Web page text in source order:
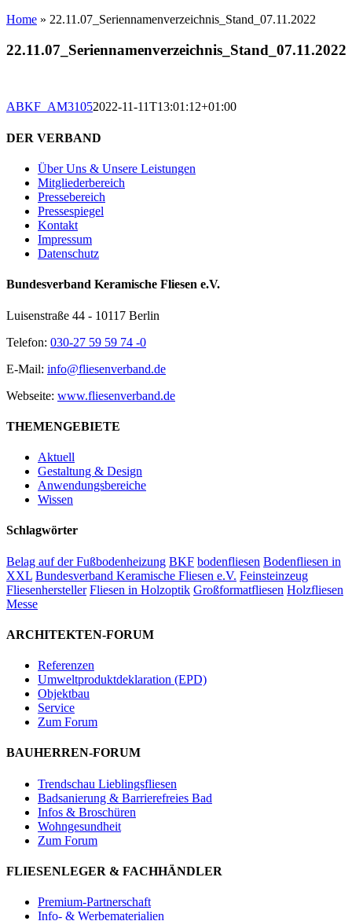
Home » 22.11.07_Seriennamenverzeichnis_Stand_07.11.2022
22.11.07_Seriennamenverzeichnis_Stand_07.11.2022
ABKF_AM31052022-11-11T13:01:12+01:00
DER VERBAND
Über Uns & Unsere Leistungen
Mitgliederbereich
Pressebereich
Pressespiegel
Kontakt
Impressum
Datenschutz
Bundesverband Keramische Fliesen e.V.
Luisenstraße 44 - 10117 Berlin
Telefon: 030-27 59 59 74 -0
E-Mail: info@fliesenverband.de
Webseite: www.fliesenverband.de
THEMENGEBIETE
Aktuell
Gestaltung & Design
Anwendungsbereiche
Wissen
Schlagwörter
Belag auf der Fußbodenheizung BKF bodenfliesen Bodenfliesen in
XXL Bundesverband Keramische Fliesen e.V. Feinsteinzeug
Fliesenhersteller Fliesen in Holzoptik Großformatfliesen Holzfliesen
Messe
ARCHITEKTEN-FORUM
Referenzen
Umweltproduktdeklaration (EPD)
Objektbau
Service
Zum Forum
BAUHERREN-FORUM
Trendschau Lieblingsfliesen
Badsanierung & Barrierefreies Bad
Infos & Broschüren
Wohngesundheit
Zum Forum
FLIESENLEGER & FACHHÄNDLER
Premium-Partnerschaft
Info- & Werbematerialien